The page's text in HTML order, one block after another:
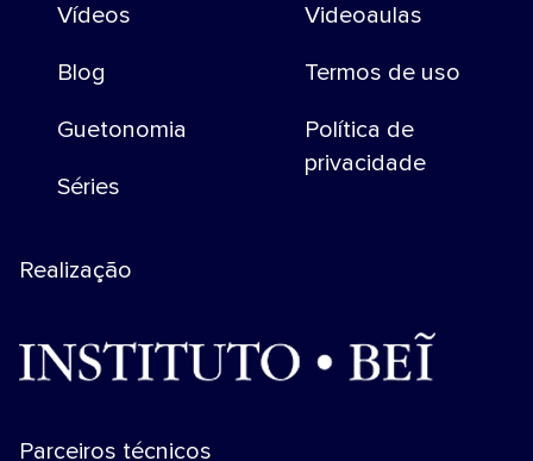
Vídeos
Blog
Guetonomia
Séries
Videoaulas
Termos de uso
Política de
privacidade
Realização
Parceiros técnicos